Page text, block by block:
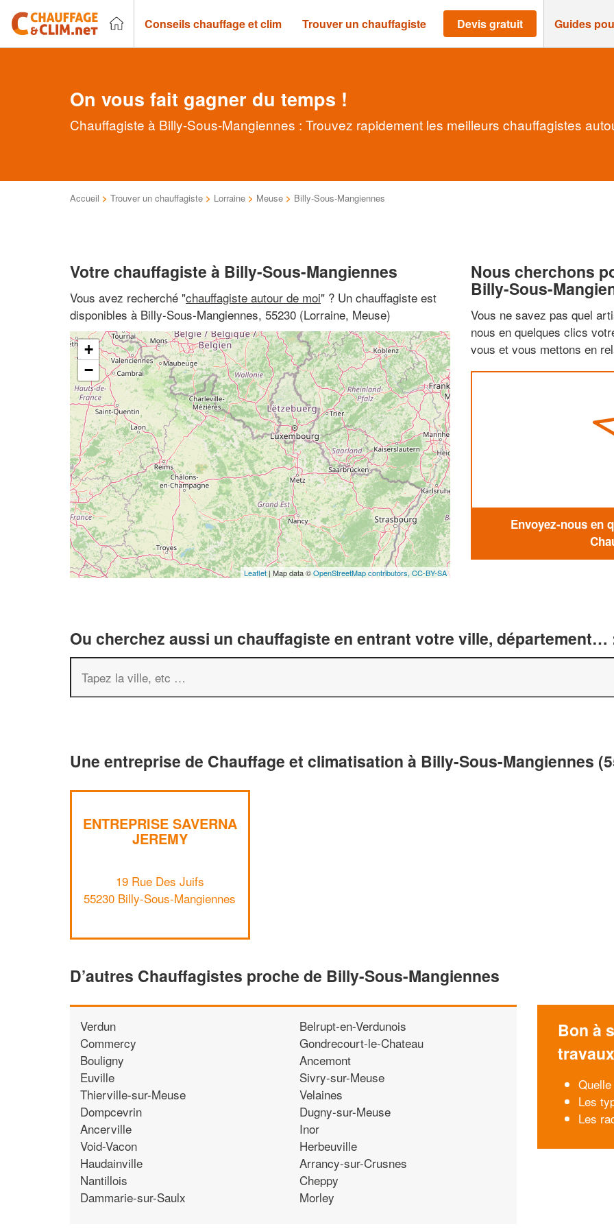
Conseils chauffage et clim Trouver un chauffagiste Devis gratuit Guides
On vous fait gagner du temps !
Chauffagiste à Billy-Sous-Mangiennes : Trouvez rapidement les meilleurs chauffagistes
Accueil > Trouver un chauffagiste > Lorraine > Meuse > Billy-Sous-Mangiennes
Votre chauffagiste à Billy-Sous-Mangiennes
Vous avez recherché "chauffagiste autour de moi" ? Un chauffagiste est
disponibles à Billy-Sous-Mangiennes, 55230 (Lorraine, Meuse)
+
−
Leaflet | Map data ©OpenStreetMap contributors, CC-BY-SA
Nous cherchons
Billy-Sous-
Vous ne savez pas quel
nous en quelques clics
vous et vous mettons en
Envoyez-nous en
Ou cherchez aussi un chauffagiste en entrant votre ville, département…
Une entreprise de Chauffage et climatisation à Billy-Sous-Mangiennes
ENTREPRISE SAVERNA
JEREMY
19 Rue Des Juifs
55230 Billy-Sous-Mangiennes
D’autres Chauffagistes proche de Billy-Sous-Mangiennes
Verdun
Commercy
Bouligny
Euville
Thierville-sur-Meuse
Dompcevrin
Ancerville
Void-Vacon
Haudainville
Nantillois
Dammarie-sur-Saulx
Belrupt-en-Verdunois
Gondrecourt-le-Chateau
Ancemont
Sivry-sur-Meuse
Velaines
Dugny-sur-Meuse
Inor
Herbeuville
Arrancy-sur-Crusnes
Cheppy
Morley
Bon à
travaux
Les
Les